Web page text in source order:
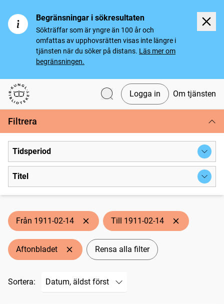
Begränsningar i sökresultaten
Sökträffar som är yngre än 100 år och
omfattas av upphovsrätten visas inte längre i
tjänsten när du söker på distans. Läs mer om
begränsningen.
Svenska tidningar
Logga in Om tjänsten
Filtrera
Tidsperiod
Titel
Från 1911-02-14 Till 1911-02-14
Aftonbladet Rensa alla filter
Sortera: